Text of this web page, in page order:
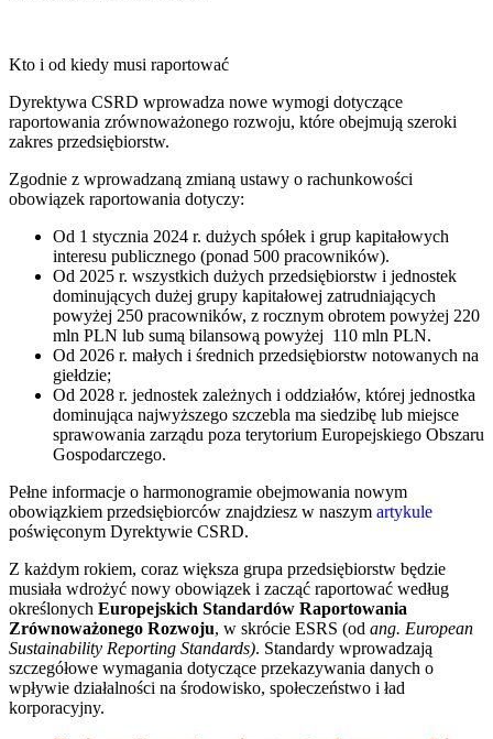
Kto i od kiedy musi raportować
Dyrektywa CSRD wprowadza nowe wymogi dotyczące
raportowania zrównoważonego rozwoju, które obejmują szeroki
zakres przedsiębiorstw.
Zgodnie z wprowadzaną zmianą ustawy o rachunkowości
obowiązek raportowania dotyczy:
Od 1 stycznia 2024 r. dużych spółek i grup kapitałowych
interesu publicznego (ponad 500 pracowników).
Od 2025 r. wszystkich dużych przedsiębiorstw i jednostek
dominujących dużej grupy kapitałowej zatrudniających
powyżej 250 pracowników, z rocznym obrotem powyżej 220
mln PLN lub sumą bilansową powyżej 110 mln PLN.
Od 2026 r. małych i średnich przedsiębiorstw notowanych na
giełdzie;
Od 2028 r. jednostek zależnych i oddziałów, której jednostka
dominująca najwyższego szczebla ma siedzibę lub miejsce
sprawowania zarządu poza terytorium Europejskiego Obszaru
Gospodarczego.
Pełne informacje o harmonogramie obejmowania nowym
obowiązkiem przedsiębiorców znajdziesz w naszym artykule
poświęconym Dyrektywie CSRD.
Z każdym rokiem, coraz większa grupa przedsiębiorstw będzie
musiała wdrożyć nowy obowiązek i zacząć raportować według
określonych Europejskich Standardów Raportowania
Zrównoważonego Rozwoju, w skrócie ESRS (od ang. European
Sustainability Reporting Standards). Standardy wprowadzają
szczegółowe wymagania dotyczące przekazywania danych o
wpływie działalności na środowisko, społeczeństwo i ład
korporacyjny.